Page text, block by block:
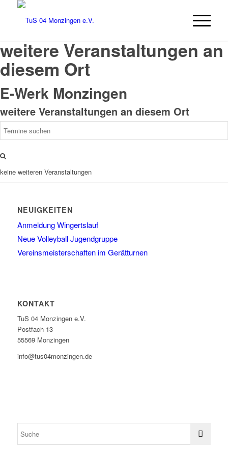
weitere Veranstaltungen an
diesem Ort
E-Werk Monzingen
weitere Veranstaltungen an diesem Ort
keine weiteren Veranstaltungen
NEUIGKEITEN
Anmeldung Wingertslauf
Neue Volleyball Jugendgruppe
Vereinsmeisterschaften im Gerätturnen
KONTAKT
TuS 04 Monzingen e.V.
Postfach 13
55569 Monzingen
info@tus04monzingen.de